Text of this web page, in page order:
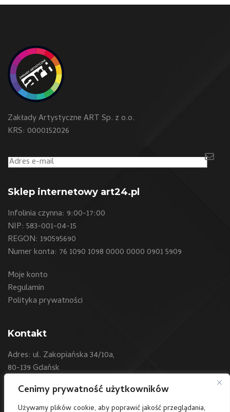
Cenimy prywatność użytkowników
Używamy plików cookie, aby poprawić jakość przeglądania,
Zakłady Artystyczne ART Sp. z o.o.
KRS: 0000152026
Sklep internetowy art24.pl
Infolinia czynna: 9:00-17:00
NIP: 583-001-04-15
REGON: 190595690
Numer konta: 76 1090 1098 0000 0000 0901 5909
Moje konto
Regulamin
Polityka prywatności
Kontakt
Adres: ul. Zakopiańska 34/10a,
80-139 Gdańsk
Telefon:+48 604 550 500
E-mail:sklep@art24.pl